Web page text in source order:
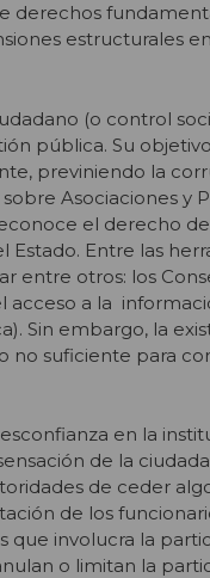
derechos
estructurales
(o control
pública. Su
previniendo la
sobre Asociaciones y
el derecho
Estado. Entre las
entre otros: los
acceso a la
Sin embargo, la
no suficiente para
en la
de la
de ceder
de los
que involucra la
o limitan la